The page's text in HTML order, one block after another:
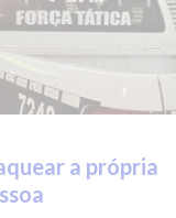
a própria